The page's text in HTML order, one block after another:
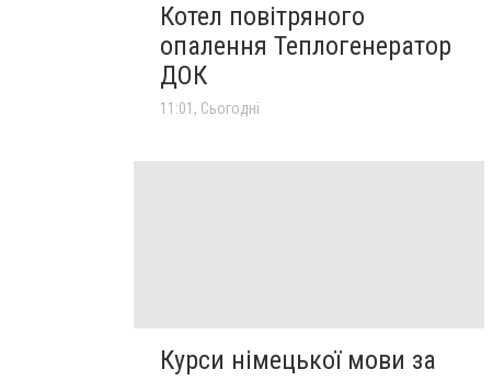
Котел повітряного
опалення Теплогенератор
ДОК
11:01, Сьогодні
Курси німецької мови за